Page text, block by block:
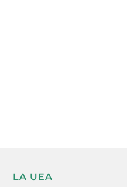
LA UEA